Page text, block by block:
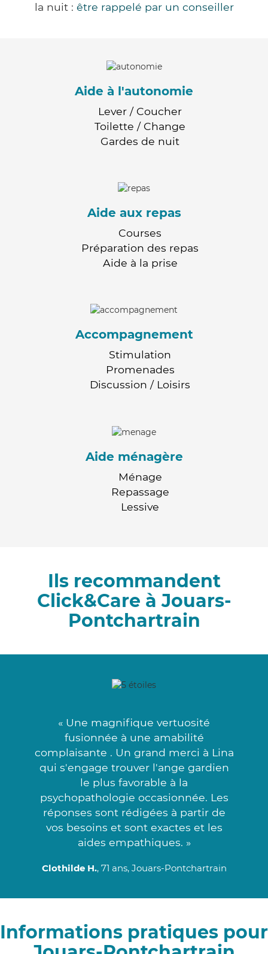
la nuit : être rappelé par un conseiller
Aide à l'autonomie
Lever / Coucher
Toilette / Change
Gardes de nuit
Aide aux repas
Courses
Préparation des repas
Aide à la prise
Accompagnement
Stimulation
Promenades
Discussion / Loisirs
Aide ménagère
Ménage
Repassage
Lessive
Ils recommandent
Click&Care à Jouars-
Pontchartrain
« Une magnifique vertuosité
fusionnée à une amabilité
complaisante . Un grand merci à Lina
qui s'engage trouver l'ange gardien
le plus favorable à la
psychopathologie occasionnée. Les
réponses sont rédigées à partir de
vos besoins et sont exactes et les
aides empathiques. »
Clothilde H., 71 ans, Jouars-Pontchartrain
Informations pratiques pour